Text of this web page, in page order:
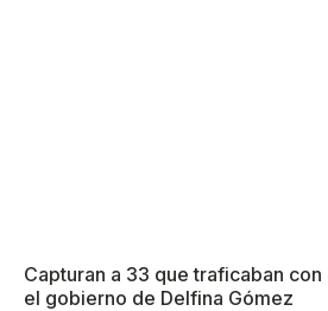
Capturan a 33 que traficaban
el gobierno de Delfina Gómez